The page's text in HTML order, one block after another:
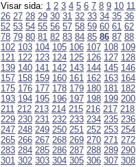
Visar sida: 1 2 3 4 5 6 7 8 9 10 11
26 27 28 29 30 31 32 33 34 35 36
52 53 54 55 56 57 58 59 60 61 62
78 79 80 81 82 83 84 85 86 87 88
102 103 104 105 106 107 108 109
121 122 123 124 125 126 127 128
139 140 141 142 143 144 145 146
157 158 159 160 161 162 163 164
175 176 177 178 179 180 181 182
193 194 195 196 197 198 199 200
211 212 213 214 215 216 217 218
229 230 231 232 233 234 235 236
247 248 249 250 251 252 253 254
265 266 267 268 269 270 271 272
283 284 285 286 287 288 289 290
301 302 303 304 305 306 307 308